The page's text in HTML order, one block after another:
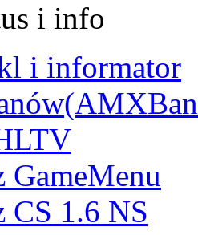
i info
i informator
GameMenu
CS 1.6 NS